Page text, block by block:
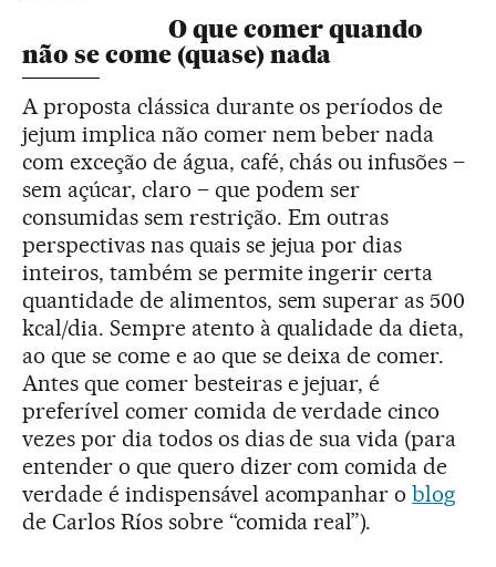
O que comer quando
não se come (quase) nada
A proposta clássica durante os períodos de
jejum implica não comer nem beber nada
com exceção de água, café, chás ou infusões –
sem açúcar, claro – que podem ser
consumidas sem restrição. Em outras
perspectivas nas quais se jejua por dias
inteiros, também se permite ingerir certa
quantidade de alimentos, sem superar as 500
kcal/dia. Sempre atento à qualidade da dieta,
ao que se come e ao que se deixa de comer.
Antes que comer besteiras e jejuar, é
preferível comer comida de verdade cinco
vezes por dia todos os dias de sua vida (para
entender o que quero dizer com comida de
verdade é indispensável acompanhar oblog
de Carlos Ríos sobre “comida real”).